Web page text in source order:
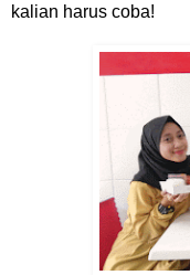
kalian harus coba!